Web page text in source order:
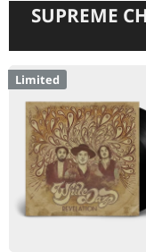
SUPREME
Limited